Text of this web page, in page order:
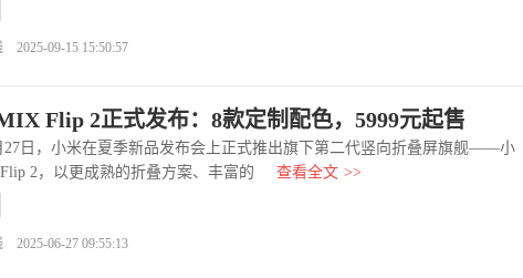
2025-09-15 15:50:57
Flip 2正式发布：8款定制配色，5999元起售
，小米在夏季新品发布会上正式推出旗下第二代竖向折叠屏旗舰——小
2，以更成熟的折叠方案、丰富的
查看全文 >>
2025-06-27 09:55:13